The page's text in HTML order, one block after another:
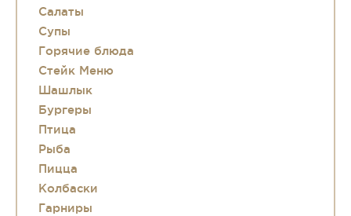
Салаты
Супы
Горячие блюда
Стейк Меню
Шашлык
Бургеры
Птица
Рыба
Пицца
Колбаски
Гарниры